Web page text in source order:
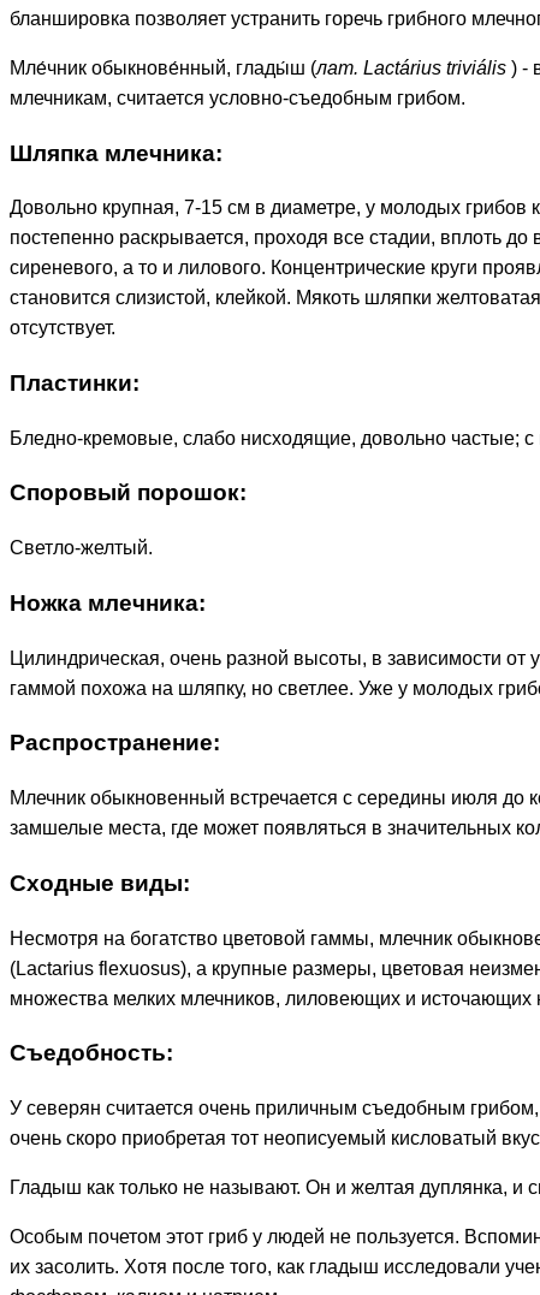
бланшировка позволяет устранить горечь грибного
Мле́чник обыкнове́нный, глады́ш (лат. Lactárius triviális ) -
млечникам, считается условно-съедобным грибом.
Шляпка млечника:
Довольно крупная, 7-15 см в диаметре, у молодых
постепенно раскрывается, проходя все стадии, вплоть
сиреневого, а то и лилового. Концентрические круги
становится слизистой, клейкой. Мякоть шляпки
отсутствует.
Пластинки:
Бледно-кремовые, слабо нисходящие, довольно частые; с
Споровый порошок:
Светло-желтый.
Ножка млечника:
Цилиндрическая, очень разной высоты, в зависимости
гаммой похожа на шляпку, но светлее. Уже у молодых
Распространение:
Млечник обыкновенный встречается с середины июля до
замшелые места, где может появляться в значительных
Сходные виды:
Несмотря на богатство цветовой гаммы, млечник
(Lactarius flexuosus), а крупные размеры, цветовая
множества мелких млечников, лиловеющих и
Съедобность:
У северян считается очень приличным съедобным
очень скоро приобретая тот неописуемый кисловатый
Гладыш как только не называют. Он и желтая дуплянка, и
Особым почетом этот гриб у людей не пользуется.
их засолить. Хотя после того, как гладыш исследовали